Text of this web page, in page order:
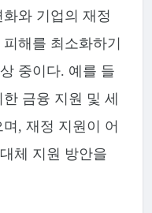
와 기업의 재정
해를 최소화하기
중이다. 예를 들
금융 지원 및 세
, 재정 지원이 어
체 지원 방안을